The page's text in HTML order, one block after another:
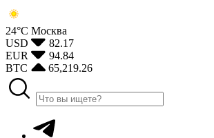
24°С Москва
USD
82.17
EUR
94.84
BTC
65,219.26